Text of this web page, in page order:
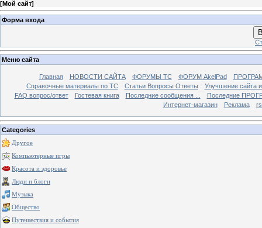
[Мой сайт]
Форма входа
Меню сайта
Главная НОВОСТИ САЙТА ФОРУМЫ TC ФОРУМ AkelPad
Справочные материалы по TС
Статьи Вопросы Ответы
Улучшение сайта
FAQ вопрос/ответ
Гостевая книга Последние сообщения ...
Последние
Интернет-магазин
Реклама
Categories
Другое
Компьютерные игры
Красота и здоровье
Люди и блоги
Музыка
Общество
Путешествия и события